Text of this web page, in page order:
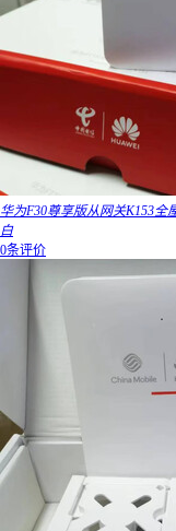
华为F30尊享版从网关K153全
白
0条评价